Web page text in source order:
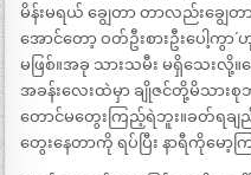
မိန်းမရယ် ချွေတာ တာလည်းချွေတ
အောင်တော့ ဝတ်ဦးစားဦးပေါ့ကွ
မဖြစ်။အခု သားသမီး မရှိသေးလို့။န
အခန်းလေးထဲမှာ ချိုဇင်တို့မိသား
တောင်မတွေးကြည့်ရဲဘူး။ခတ်ရခ
တွေးနေတာကို ရပ်ပြီး နာရီကိုမော့